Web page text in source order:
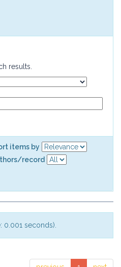
results.
items by
record
0.001 seconds).